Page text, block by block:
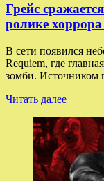
The
Game
2025
Грейс
ролике
В сети появился
Requiem, где
зомби. Источником
Читать далее
о
Грейс
с
зомби